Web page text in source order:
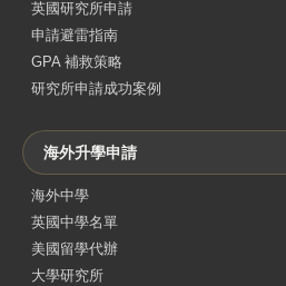
英國研究所申請
申請避雷指南
GPA 補救策略
研究所申請成功案例
海外升學申請
海外中學
英國中學名單
美國留學代辦
大學研究所